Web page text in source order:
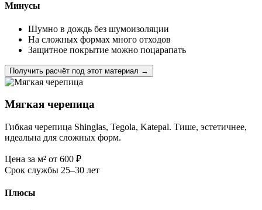
Минусы
Шумно в дождь без шумоизоляции
На сложных формах много отходов
Защитное покрытие можно поцарапать
Получить расчёт под этот материал →
Мягкая черепица
Гибкая черепица Shinglas, Tegola, Katepal. Тише, эстетичнее,
идеальна для сложных форм.
Цена за м² от 600 ₽
Срок службы 25–30 лет
Плюсы